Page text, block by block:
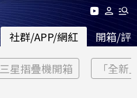
社群/APP/網紅 開箱/評
三星摺疊機開箱 「全新